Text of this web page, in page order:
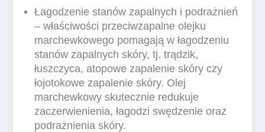
Łagodzenie stanów zapalnych i podrażnień
– właściwości przeciwzapalne olejku
marchewkowego pomagają w łagodzeniu
stanów zapalnych skóry, tj. trądzik,
łuszczyca, atopowe zapalenie skóry czy
łojotokowe zapalenie skóry. Olej
marchewkowy skutecznie redukuje
zaczerwienienia, łagodzi swędzenie oraz
podrażnienia skóry.